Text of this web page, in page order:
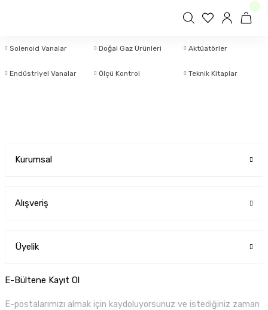
Solenoid Vanalar Doğal Gaz Ürünleri Aktüatörler
Endüstriyel Vanalar Ölçü Kontrol Teknik Kitaplar
Kurumsal
Alışveriş
Üyelik
E-Bültene Kayıt Ol
E-postalarımızı almak için kaydoluyorsunuz ve istediğiniz zaman